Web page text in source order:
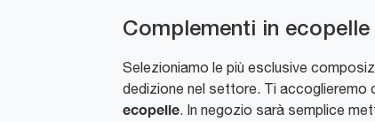
Complementi in ecopelle
Selezioniamo le più esclusive
dedizione nel settore. Ti accoglieremo
ecopelle. In negozio sarà semplice